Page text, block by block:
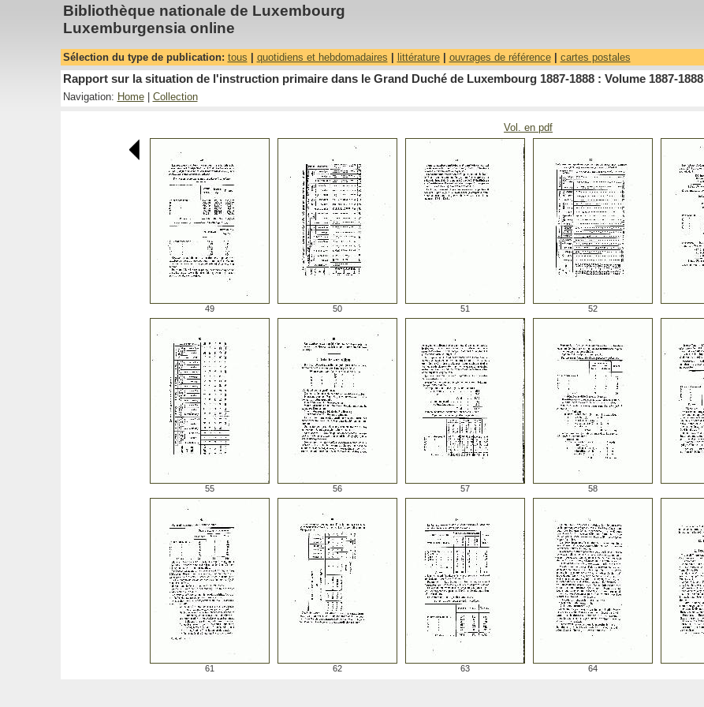
Bibliothèque nationale de Luxembourg
Luxemburgensia online
Sélection du type de publication: tous quotidiens et hebdomadaires littérature| ouvrages de référence| cartes postales
Rapport sur la situation de l'instruction primaire dans le Grand Duché de Luxembourg 1887-1888 : Volume 1887-1888
Navigation: Home| Collection
Vol. en pdf
49 50 51 52
55 56 57 58
61 62 63 64